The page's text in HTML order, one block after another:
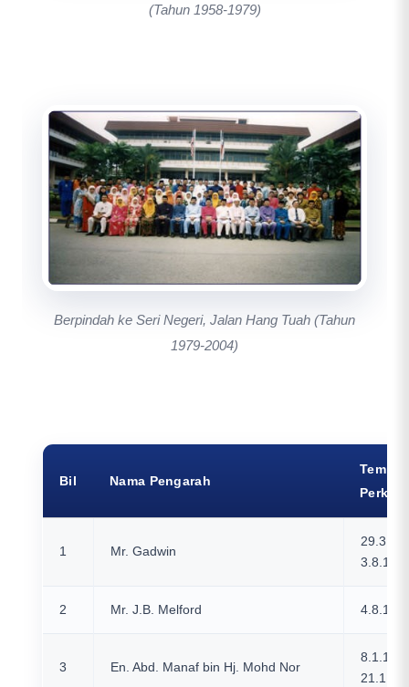
(Tahun 1958-1979)
Berpindah ke Seri Negeri, Jalan Hang Tuah (Tahun
1979-2004)
Bil Nama Pengarah
1 Mr. Gadwin
2 Mr. J.B. Melford
3 En. Abd. Manaf bin Hj. Mohd Nor